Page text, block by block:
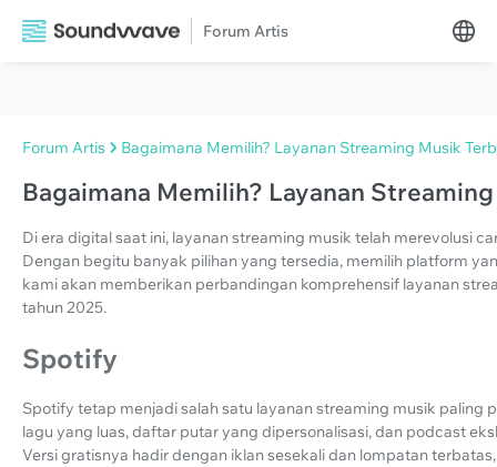
Forum Artis
Forum Artis Bagaimana Memilih? Layanan Streaming Musik
Bagaimana Memilih? Layanan
Di era digital saat ini, layanan streaming musik telah merevolusi
Dengan begitu banyak pilihan yang tersedia, memilih platform
kami akan memberikan perbandingan komprehensif layanan
tahun 2025.
Spotify
Spotify tetap menjadi salah satu layanan streaming musik paling
lagu yang luas, daftar putar yang dipersonalisasi, dan podcast
Versi gratisnya hadir dengan iklan sesekali dan lompatan